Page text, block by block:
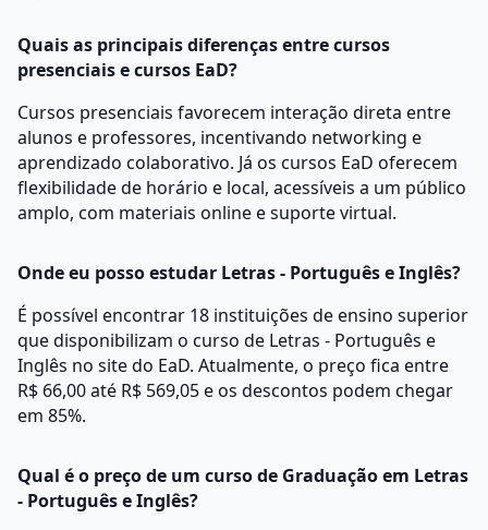
Quais as principais diferenças entre cursos
presenciais e cursos EaD?
Cursos presenciais favorecem interação direta entre
alunos e professores, incentivando networking e
aprendizado colaborativo. Já os cursos EaD oferecem
flexibilidade de horário e local, acessíveis a um público
amplo, com materiais online e suporte virtual.
Onde eu posso estudar Letras - Português e Inglês?
É possível encontrar 18 instituições de ensino superior
que disponibilizam o curso de Letras - Português e
Inglês no site do EaD. Atualmente, o preço fica entre
R$ 66,00 até R$ 569,05 e os descontos podem chegar
em 85%.
Qual é o preço de um curso de Graduação em Letras
- Português e Inglês?